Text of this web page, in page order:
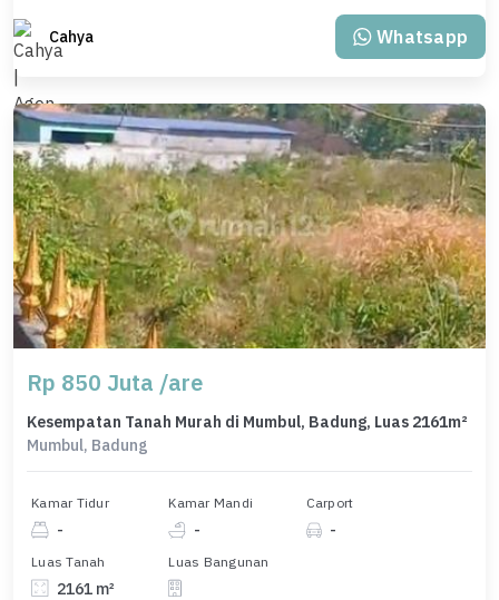
Cahya Whatsapp
Rp 850 Juta /are
Kesempatan Tanah Murah di Mumbul, Badung, Luas 2161m²
Mumbul, Badung
Kamar Tidur
-
Kamar Mandi
-
Carport
-
Luas Tanah
2161 m²
Luas Bangunan